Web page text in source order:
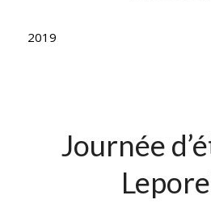
2019
Journée